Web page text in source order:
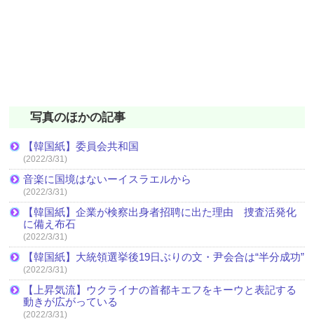
写真のほかの記事
【韓国紙】委員会共和国
(2022/3/31)
音楽に国境はないーイスラエルから
(2022/3/31)
【韓国紙】企業が検察出身者招聘に出た理由 捜査活発化
に備え布石
(2022/3/31)
【韓国紙】大統領選挙後19日ぶりの文・尹会合は“半分成功”
(2022/3/31)
【上昇気流】ウクライナの首都キエフをキーウと表記する
動きが広がっている
(2022/3/31)